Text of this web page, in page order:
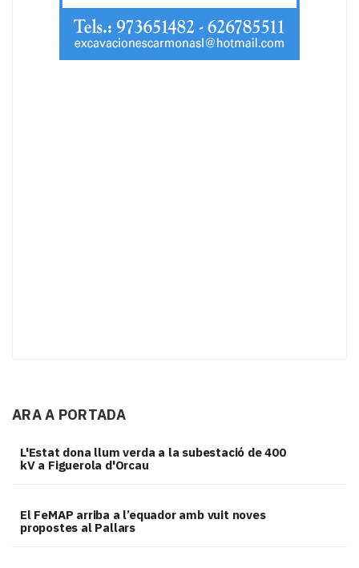
ARA A PORTADA
L'Estat dona llum verda a la subestació de 400
kV a Figuerola d'Orcau
El FeMAP arriba a l’equador amb vuit noves
propostes al Pallars